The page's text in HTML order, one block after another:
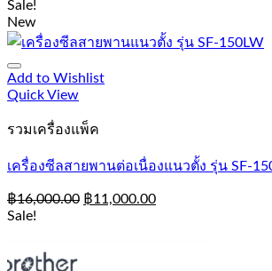
Sale!
New
Add to Wishlist
Quick View
รวมเครื่องแพ็ค
เครื่องซีลสายพานต่อเนื่องแนวตั้ง รุ่น SF-
฿16,000.00 ฿11,000.00
Sale!